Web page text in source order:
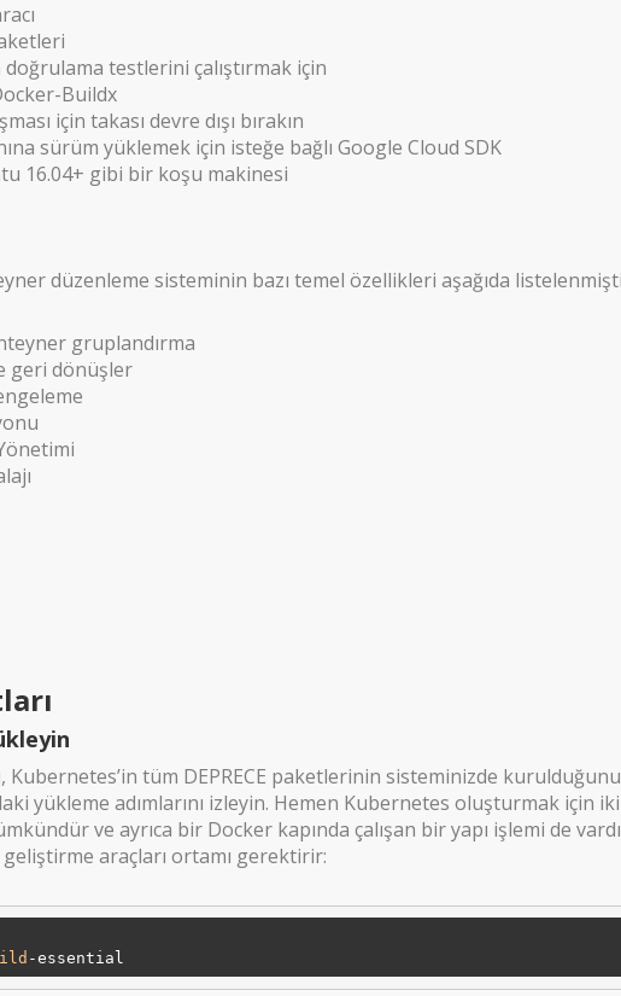
testlerini çalıştırmak için
Buildx
için takası devre dışı bırakın
sürüm yüklemek için isteğe bağlı Google Cloud SDK
16.04+ gibi bir koşu makinesi
düzenleme sisteminin bazı temel özellikleri aşağıda
gruplandırma
geri dönüşler
Kubernetes’in tüm DEPRECE paketlerinin sisteminizde
yükleme adımlarını izleyin. Hemen Kubernetes oluşturmak için
ve ayrıca bir Docker kapında çalışan bir yapı işlemi de
araçları ortamı gerektirir: